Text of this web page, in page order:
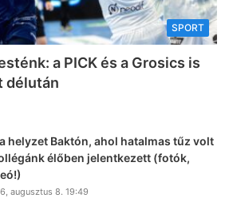
SPORT
a PICK és a Grosics is
délután
helyzet Baktón, ahol hatalmas tűz volt
élőben jelentkezett (fotók,
augusztus 8. 19:49